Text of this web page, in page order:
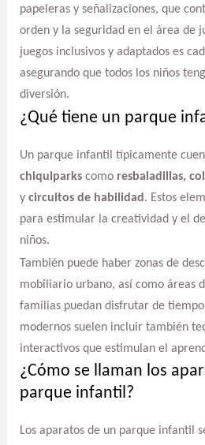
papeleras y señalizaciones, que
orden y la seguridad en el área de
juegos inclusivos y adaptados es
asegurando que todos los niños
diversión.
¿Qué tiene un parque
Un parque infantil típicamente
chiquiparkscomo resbaladillas,
y circuitos de habilidad . Estos
para estimular la creatividad y el
niños.
También puede haber zonas de
mobiliario urbano, así como áreas
familias puedan disfrutar de tiempo
modernos suelen incluir también
interactivos que estimulan el
¿Cómo se llaman los
parque infantil?
Los aparatos de un parque infantil